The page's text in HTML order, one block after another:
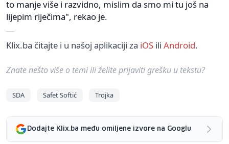
to manje više i razvidno, mislim da smo mi tu još na
lijepim riječima", rekao je.
Klix.ba čitajte i u našoj aplikaciji za iOS ili Android.
Znate nešto više o temi ili želite prijaviti grešku u tekstu?
SDA Safet Softić Trojka
Dodajte Klix.ba među omiljene izvore na Googlu